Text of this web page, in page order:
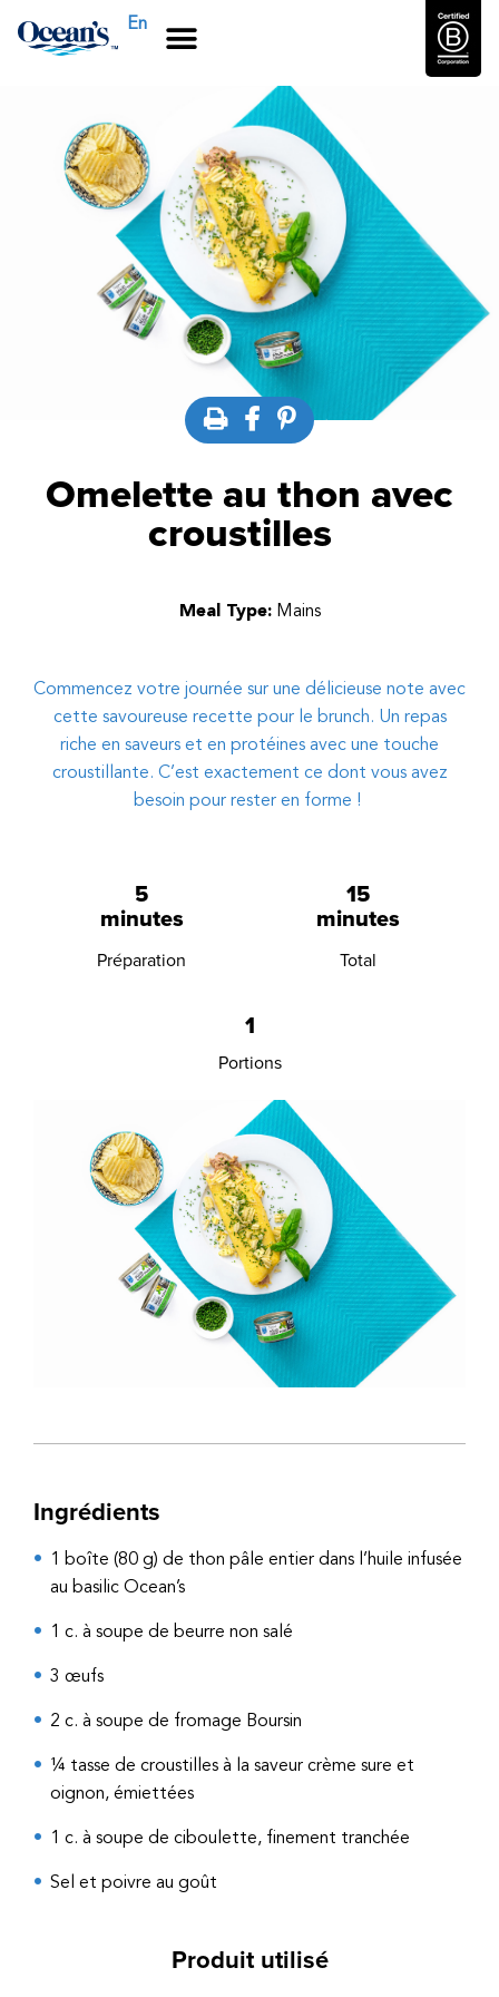
En
Omelette au thon avec
croustilles
Meal Type:Mains
Commencez votre journée sur une délicieuse note avec
cette savoureuse recette pour le brunch. Un repas
riche en saveurs et en protéines avec une touche
croustillante. C’est exactement ce dont vous avez
besoin pour rester en forme !
5
minutes
Préparation
15
minutes
Total
1
Portions
Ingrédients
1 boîte (80 g) de thon pâle entier dans l’huile infusée
au basilic Ocean’s
1 c. à soupe de beurre non salé
3 œufs
2 c. à soupe de fromage Boursin
¼ tasse de croustilles à la saveur crème sure et
oignon, émiettées
1 c. à soupe de ciboulette, finement tranchée
Sel et poivre au goût
Produit utilisé